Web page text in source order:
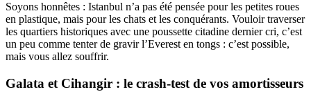
Soyons honnêtes : Istanbul n’a pas été pensée pour les petites roues
en plastique, mais pour les chats et les conquérants. Vouloir traverser
les quartiers historiques avec une poussette citadine dernier cri, c’est
un peu comme tenter de gravir l’Everest en tongs : c’est possible,
mais vous allez souffrir.
Galata et Cihangir : le crash-test de vos amortisseurs